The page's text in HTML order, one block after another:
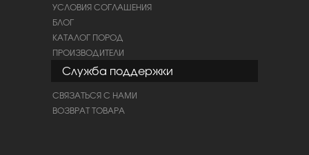
УСЛОВИЯ СОГЛАШЕНИЯ
БЛОГ
КАТАЛОГ ПОРОД
ПРОИЗВОДИТЕЛИ
Служба поддержки
СВЯЗАТЬСЯ С НАМИ
ВОЗВРАТ ТОВАРА